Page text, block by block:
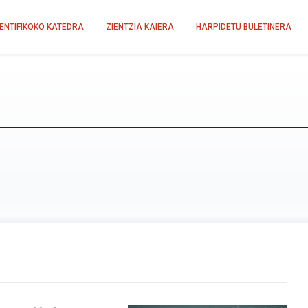
KATEDRA ZIENTZIA KAIERA HARPIDETU BULETINERA